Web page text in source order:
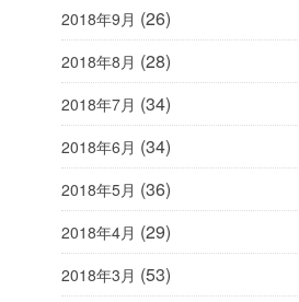
2018年9月 (26)
2018年8月 (28)
2018年7月 (34)
2018年6月 (34)
2018年5月 (36)
2018年4月 (29)
2018年3月 (53)